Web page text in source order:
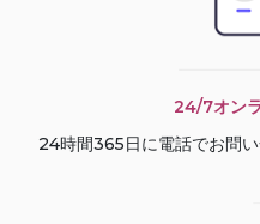
24/7オン
24時間365日に電話でお問